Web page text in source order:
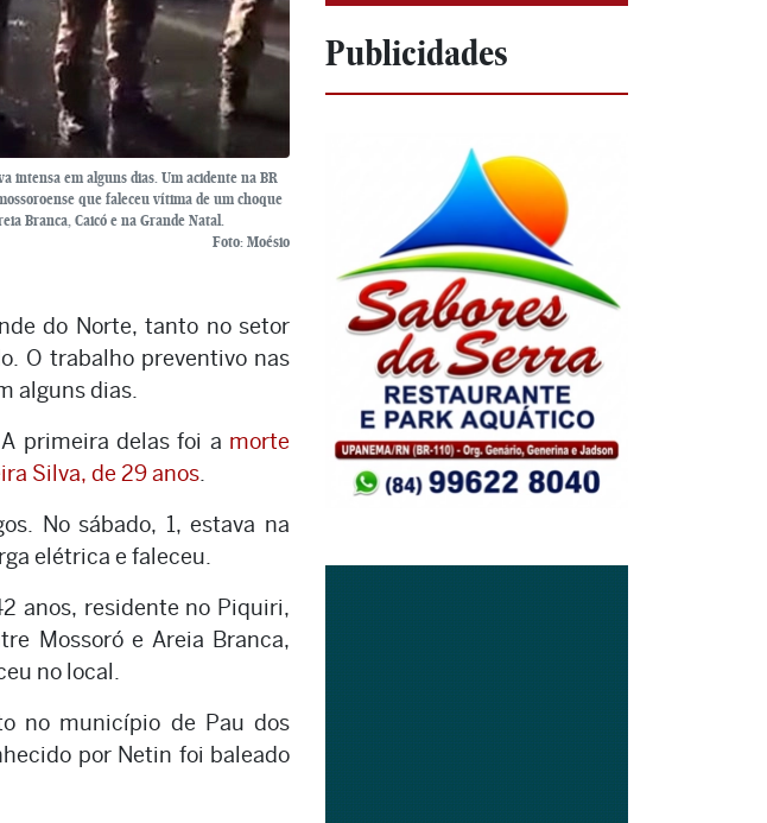
intensa em alguns dias. Um acidente na BR
que faleceu vítima de um choque
Branca, Caicó e na Grande Natal.
Foto: Moésio
do Norte, tanto no setor
O trabalho preventivo nas
alguns dias.
primeira delas foi a morte
Silva, de 29 anos.
No sábado, 1, estava na
elétrica e faleceu.
anos, residente no Piquiri,
Mossoró e Areia Branca,
no local.
no município de Pau dos
por Netin foi baleado
Publicidades